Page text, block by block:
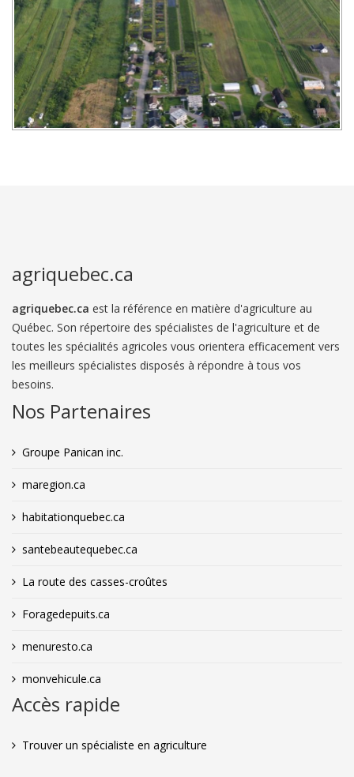
agriquebec.ca
agriquebec.ca est la référence en matière d'agriculture au
Québec. Son répertoire des spécialistes de l'agriculture et de
toutes les spécialités agricoles vous orientera efficacement vers
les meilleurs spécialistes disposés à répondre à tous vos
besoins.
Nos Partenaires
Groupe Panican inc.
maregion.ca
habitationquebec.ca
santebeautequebec.ca
La route des casses-croûtes
Foragedepuits.ca
menuresto.ca
monvehicule.ca
Accès rapide
Trouver un spécialiste en agriculture